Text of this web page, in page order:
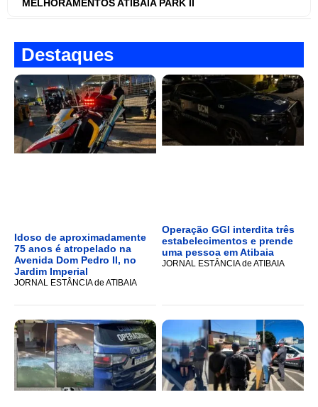
MELHORAMENTOS ATIBAIA PARK II
Destaques
Idoso de aproximadamente
75 anos é atropelado na
Avenida Dom Pedro II, no
Jardim Imperial
JORNAL ESTÂNCIA de ATIBAIA
Operação GGI interdita três
estabelecimentos e prende
uma pessoa em Atibaia
JORNAL ESTÂNCIA de ATIBAIA